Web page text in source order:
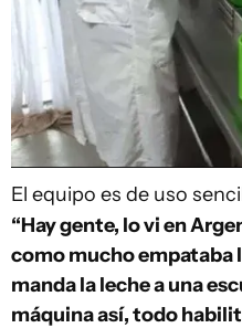
El equipo es de uso
“Hay gente, lo vi en
como mucho empataba
manda la leche a una
máquina así, todo